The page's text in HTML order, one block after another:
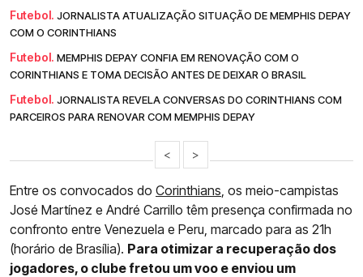
Futebol. JORNALISTA ATUALIZAÇÃO SITUAÇÃO DE MEMPHIS DEPAY
COM O CORINTHIANS
Futebol. MEMPHIS DEPAY CONFIA EM RENOVAÇÃO COM O
CORINTHIANS E TOMA DECISÃO ANTES DE DEIXAR O BRASIL
Futebol. JORNALISTA REVELA CONVERSAS DO CORINTHIANS COM
PARCEIROS PARA RENOVAR COM MEMPHIS DEPAY
< >
Entre os convocados do Corinthians , os meio-campistas
José Martínez e André Carrillo têm presença confirmada no
confronto entre Venezuela e Peru, marcado para as 21h
(horário de Brasília). Para otimizar a recuperação dos
jogadores, o clube fretou um voo e enviou um